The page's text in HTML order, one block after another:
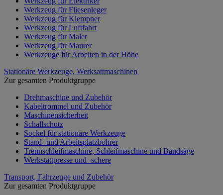
Werkzeug für Fliesenleger
Werkzeug für Klempner
Werkzeug für Luftfahrt
Werkzeug für Maler
Werkzeug für Maurer
Werkzeuge für Arbeiten in der Höhe
Stationäre Werkzeuge, Werksattmaschinen
Zur gesamten Produktgruppe
Drehmaschine und Zubehör
Kabeltrommel und Zubehör
Maschinensicherheit
Schallschutz
Sockel für stationäre Werkzeuge
Stand- und Arbeitsplatzbohrer
Trennschleifmaschine, Schleifmaschine und Bandsäge
Werkstattpresse und -schere
Transport, Fahrzeuge und Zubehör
Zur gesamten Produktgruppe